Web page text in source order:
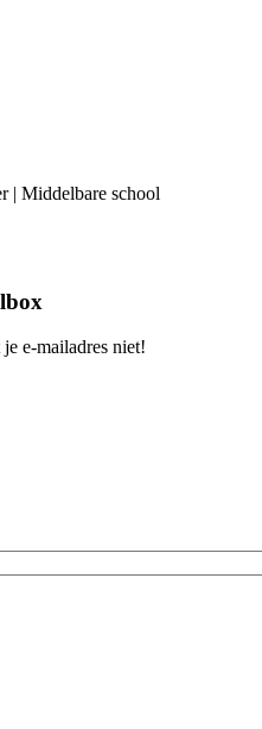
| Middelbare school
e-mailadres niet!